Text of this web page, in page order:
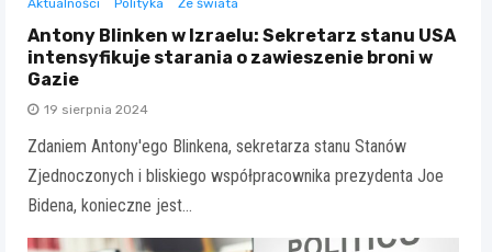
Aktualności Polityka Ze świata
Antony Blinken w Izraelu: Sekretarz stanu USA
intensyfikuje starania o zawieszenie broni w
Gazie
19 sierpnia 2024
Zdaniem Antony'ego Blinkena, sekretarza stanu Stanów
Zjednoczonych i bliskiego współpracownika prezydenta Joe
Bidena, konieczne jest…